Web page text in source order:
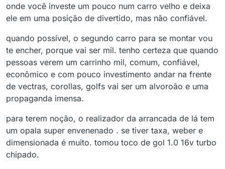
onde você investe um pouco num carro velho e deixa
ele em uma posição de divertido, mas não confiável.
quando possível, o segundo carro para se montar vou
te encher, porque vai ser mil. tenho certeza que quando
pessoas verem um carrinho mil, comum, confiável,
econômico e com pouco investimento andar na frente
de vectras, corollas, golfs vai ser um alvoroão e uma
propaganda imensa.
para terem noção, o realizador da arrancada de lá tem
um opala super envenenado . se tiver taxa, weber e
dimensionada é muito. tomou toco de gol 1.0 16v turbo
chipado.